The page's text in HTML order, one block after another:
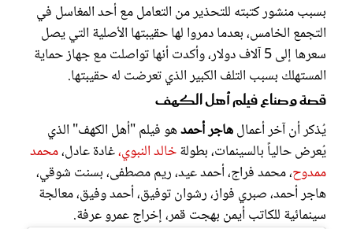
بسبب منشور كتبته للتحذير من التعامل مع أحد المغاسل في
التجمع الخامس، بعدما دمروا لها حقيبتها الأصلية التي يصل
سعرها إلى 5 آلاف دولار، وأكدت أنها تواصلت مع جهاز حماية
المستهلك بسبب التلف الكبير الذي تعرضت له حقيبتها.
قصة وصناع فيلم أهل الكهف
يُذكر أن آخر أعمالهاجر أحمدهو فيلم "أهل الكهف" الذي
يُعرض حالياً بالسينمات، بطولةخالد النبوي،غادة عادل،محمد
ممدوح، محمد فراج، أحمد عيد، ريم مصطفى، بسنت شوقي،
هاجر أحمد، صبري فواز، رشوان توفيق، أحمد وفيق، معالجة
سينمائية للكاتب أيمن بهجت قمر، إخراج عمرو عرفة.